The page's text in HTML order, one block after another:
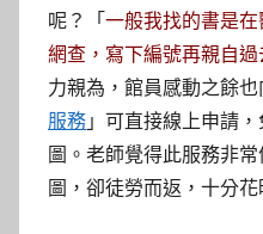
呢？「一般我找的書是
網查，寫下編號再親自過
力親為，館員感動之餘
服務 」可直接線上申請
圖。老師覺得此服務非
圖，卻徒勞而返，十分花